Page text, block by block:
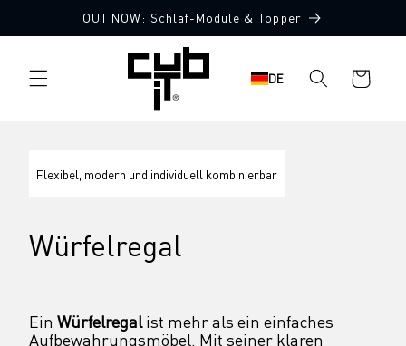
Inhalt
OUT NOW: Schlaf-Module & Topper
DE Warenkorb
Flexibel, modern und individuell kombinierbar
Würfelregal
Ein Würfelregal ist mehr als ein einfaches